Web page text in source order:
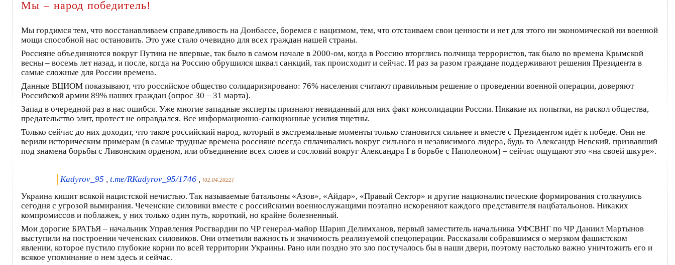
Мы – народ победитель!
Мы гордимся тем, что восстанавливаем справедливость на Донбассе, боремся с нацизмом, тем, что отстаиваем свои ценности и нет для этого ни экономической ни военной
мощи способной нас остановить. Это уже стало очевидно для всех граждан нашей страны.
Россияне объединяются вокруг Путина не впервые, так было в самом начале в 2000-ом, когда в Россию вторглись полчища террористов, так было во времена Крымской
весны – восемь лет назад, и после, когда на Россию обрушился шквал санкций, так происходит и сейчас. И раз за разом граждане поддерживают решения Президента в
самые сложные для России времена.
Данные ВЦИОМ показывают, что российское общество солидаризировано: 76% населения считают правильным решение о проведении военной операции, доверяют
Российской армии 89% наших граждан (опрос 30 – 31 марта).
Запад в очередной раз в нас ошибся. Уже многие западные эксперты признают невиданный для них факт консолидации России. Никакие их попытки, на раскол общества,
предательство элит, протест не оправдался. Все информационно-санкционные усилия тщетны.
Только сейчас до них доходит, что такое российский народ, который в экстремальные моменты только становится сильнее и вместе с Президентом идёт к победе. Они не
верили историческим примерам (в самые трудные времена россияне всегда сплачивались вокруг сильного и независимого лидера, будь то Александр Невский, призвавший
под знамена борьбы с Ливонским орденом, или объединение всех слоев и сословий вокруг Александра I в борьбе с Наполеоном) – сейчас ощущают это «на своей шкуре».
Kadyrov_95 t.me/RKadyrov_95/1746 [02.04.2022]
Украина кишит всякой нацистской нечистью. Так называемые батальоны «Азов», «Айдар», «Правый Сектор» и другие националистические формирования столкнулись
сегодня с угрозой вымирания. Чеченские силовики вместе с российскими военнослужащими поэтапно искореняют каждого представителя нацбатальонов. Никаких
компромиссов и поблажек, у них только один путь, короткий, но крайне болезненный.
Мои дорогие БРАТЬЯ – начальник Управления Росгвардии по ЧР генерал-майор Шарип Делимханов, первый заместитель начальника УФСВНГ по ЧР Даниил Мартынов
выступили на построении чеченских силовиков. Они отметили важность и значимость реализуемой спецоперации. Рассказали собравшимся о мерзком фашистском
явлении, которое пустило глубокие корни по всей территории Украины. Рано или поздно это зло постучалось бы в наши двери, поэтому настолько важно уничтожить его и
всякое упоминание о нем здесь и сейчас.